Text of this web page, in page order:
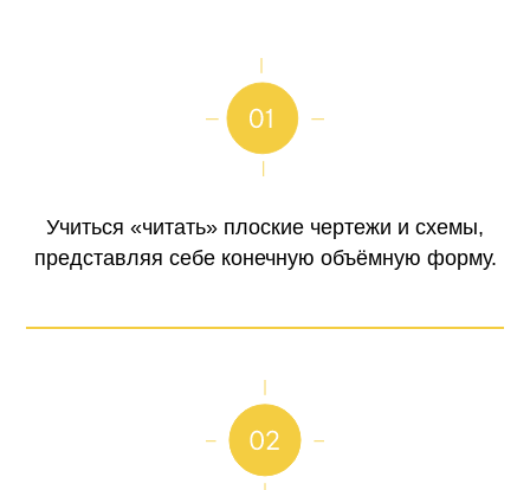
Учиться «читать» плоские чертежи и схемы,
представляя себе конечную объёмную форму.